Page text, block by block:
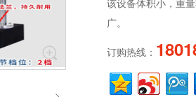
该设备体积小，重
广。
订购热线：